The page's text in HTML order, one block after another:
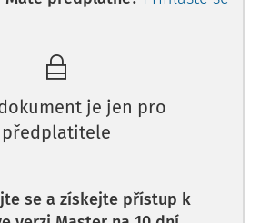
je jen pro
předplatitele
se a získejte přístup k